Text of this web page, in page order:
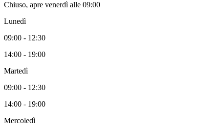
Chiuso, apre venerdì alle 09:00
Lunedì
09:00 - 12:30
14:00 - 19:00
Martedì
09:00 - 12:30
14:00 - 19:00
Mercoledì